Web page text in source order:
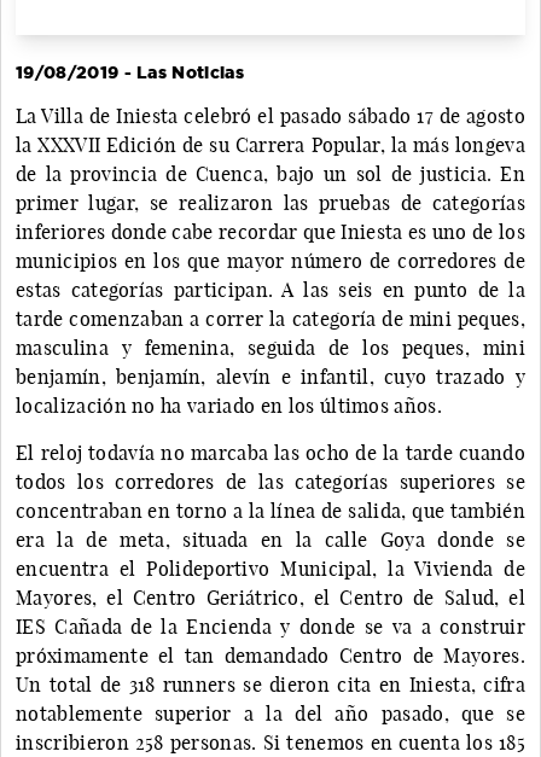
19/08/2019 - Las Noticias
La Villa de Iniesta celebró el pasado sábado 17 de agosto
la XXXVII Edición de su Carrera Popular, la más longeva
de la provincia de Cuenca, bajo un sol de justicia. En
primer lugar, se realizaron las pruebas de categorías
inferiores donde cabe recordar que Iniesta es uno de los
municipios en los que mayor número de corredores de
estas categorías participan. A las seis en punto de la
tarde comenzaban a correr la categoría de mini peques,
masculina y femenina, seguida de los peques, mini
benjamín, benjamín, alevín e infantil, cuyo trazado y
localización no ha variado en los últimos años.
El reloj todavía no marcaba las ocho de la tarde cuando
todos los corredores de las categorías superiores se
concentraban en torno a la línea de salida, que también
era la de meta, situada en la calle Goya donde se
encuentra el Polideportivo Municipal, la Vivienda de
Mayores, el Centro Geriátrico, el Centro de Salud, el
IES Cañada de la Encienda y donde se va a construir
próximamente el tan demandado Centro de Mayores.
Un total de 318 runners se dieron cita en Iniesta, cifra
notablemente superior a la del año pasado, que se
inscribieron 258 personas. Si tenemos en cuenta los 185